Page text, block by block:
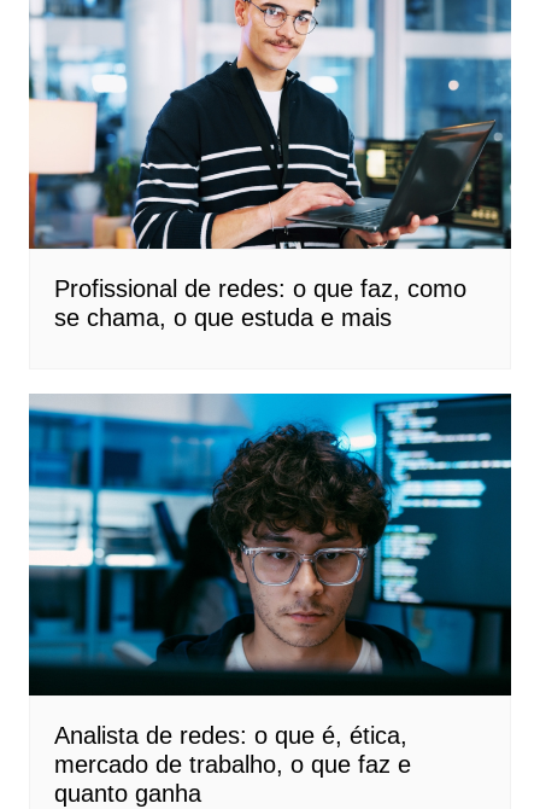
Profissional de redes: o que faz, como
se chama, o que estuda e mais
Analista de redes: o que é, ética,
mercado de trabalho, o que faz e
quanto ganha